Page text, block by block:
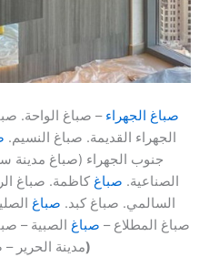
صباغ الجهراء – صباغ الواحة.
الجهراء القديمة. صباغ النسيم.
جنوب الجهراء (صباغ مدينة
الصناعية. صباغ كاظمة. صباغ
السالمي. صباغ كبد. صباغ
صباغ المطلاع – صباغ الصبية –
مدينة الحرير)